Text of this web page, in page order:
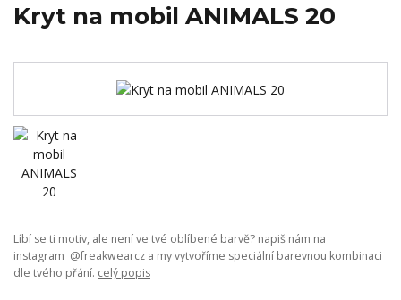
Kryt na mobil ANIMALS 20
Líbí se ti motiv, ale není ve tvé oblíbené barvě? napiš nám na
instagram @freakwearcz a my vytvoříme speciální barevnou kombinaci
dle tvého přání. celý popis